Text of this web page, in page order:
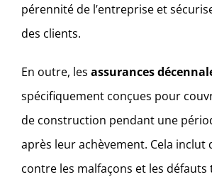
pérennité de l’entreprise et
des clients.
En outre, les assurances
spécifiquement conçues pour
de construction pendant une
après leur achèvement. Cela inclut
contre les malfaçons et les défauts